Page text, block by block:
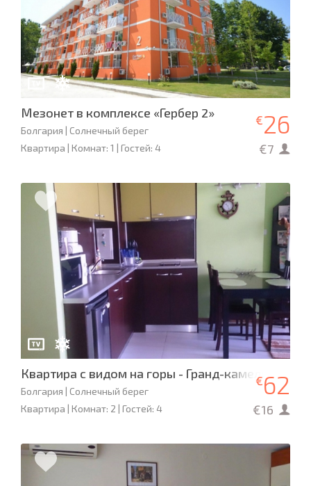
Мезонет в комплексе «Гербер 2»
Болгария | Солнечный берег
Квартира | Комнат: 1 | Гостей: 4
€26
€7
Квартира с видом на горы - Гранд-камелия
Болгария | Солнечный берег
Квартира | Комнат: 2 | Гостей: 4
€62
€16